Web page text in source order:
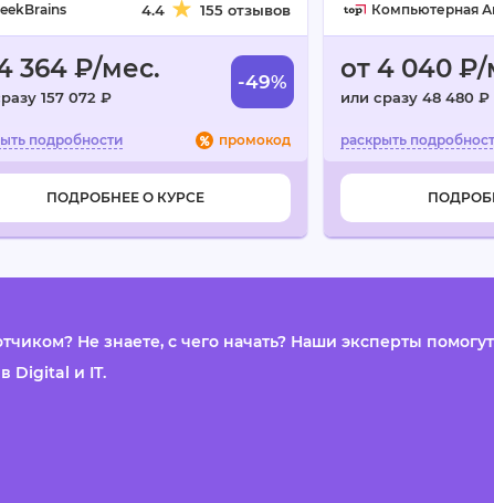
4.4 155 отзывов
364 ₽/мес.
157 072 ₽
-49%
промокод
ПОДРОБНЕЕ О КУРСЕ
от 4 040 ₽/
или сразу 48 480 ₽
Не знаете, с чего начать? Наши эксперты
Digital и IT.